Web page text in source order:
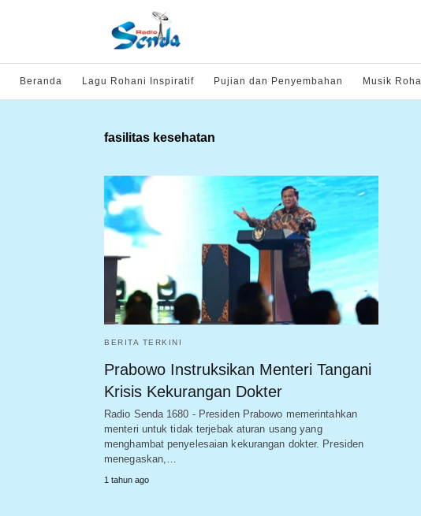
Beranda Lagu Rohani Inspiratif Pujian dan Penyembahan Musik
fasilitas kesehatan
BERITA TERKINI
Prabowo Instruksikan Menteri Tangani
Krisis Kekurangan Dokter
Radio Senda 1680 - Presiden Prabowo memerintahkan
menteri untuk tidak terjebak aturan usang yang
menghambat penyelesaian kekurangan dokter. Presiden
menegaskan,…
1 tahun ago